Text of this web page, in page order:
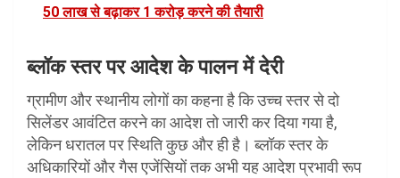
50 लाख से बढ़ाकर 1 करोड़ करने की तैयारी
ब्लॉक स्तर पर आदेश के पालन में देरी
ग्रामीण और स्थानीय लोगों का कहना है कि उच्च स्तर से दो
सिलेंडर आवंटित करने का आदेश तो जारी कर दिया गया है,
लेकिन धरातल पर स्थिति कुछ और ही है। ब्लॉक स्तर के
अधिकारियों और गैस एजेंसियों तक अभी यह आदेश प्रभावी रूप